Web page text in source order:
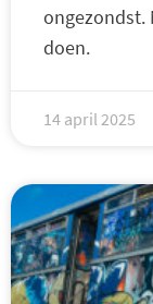
ongezondst.
doen.
14 april 2025